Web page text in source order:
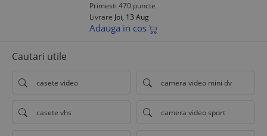
Primesti 470 puncte
Livrare Joi, 13 Aug
Adauga in cos
Cautari utile
casete video camera video mini dv
casete vhs camera video sport